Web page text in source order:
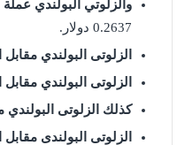
والزلوتي البولندي عملة
0.2637 دولار.
الزلوتى البولندي
الزلوتى البولندي مقابل
كذلك الزلوتى البولندي
الزلوتى البولندى